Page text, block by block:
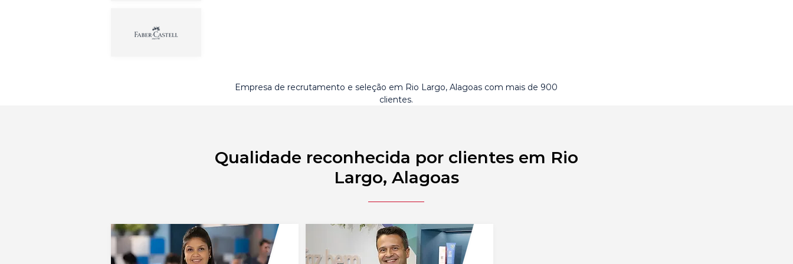
Empresa de recrutamento e seleção em Rio Largo, Alagoas com mais de 900
clientes.
Qualidade reconhecida por clientes em Rio
Largo, Alagoas